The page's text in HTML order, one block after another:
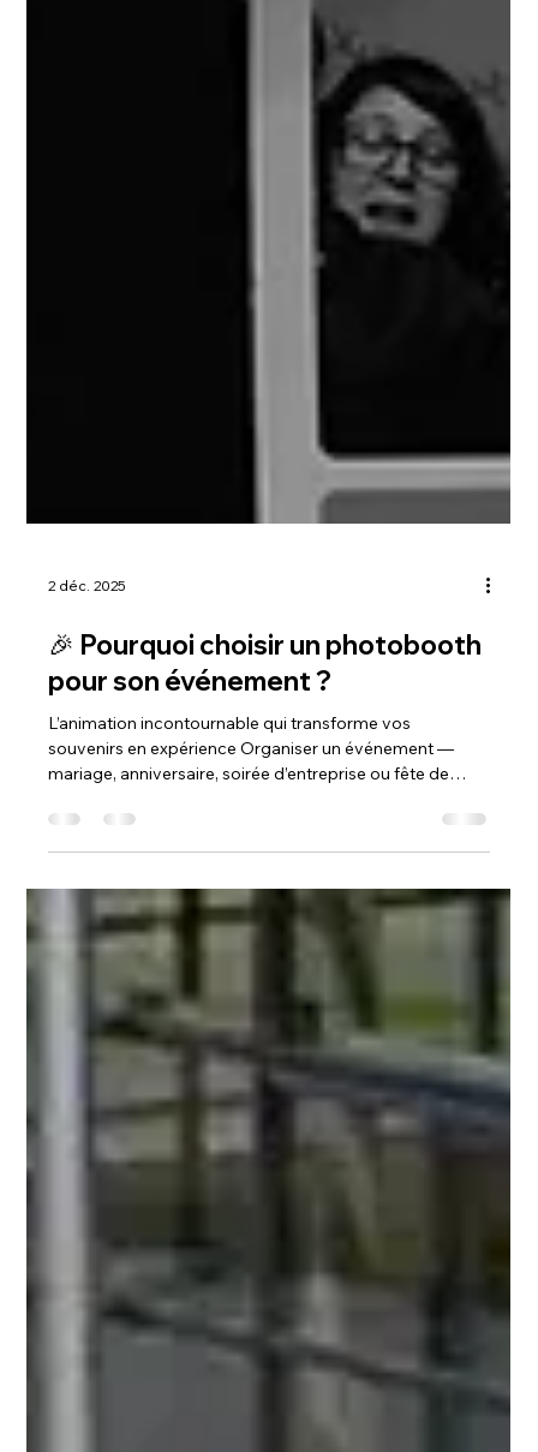
2 déc. 2025
🎉 Pourquoi choisir un photobooth
pour son événement ?
L’animation incontournable qui transforme vos
mariage, anniversaire, soirée d’entreprise ou fête de
famille —, c’est chercher à créer un moment spécial dont
tout le monde se souviendra. Dans cette quête de “l’effet
waouh”, une animation se distingue aujourd’hui comme
un must-have : le photobooth . Bien plus qu’un simple
appareil photo, c’est une expérience interactive qui
rassemble, amuse et immortalise les plus beaux instants.